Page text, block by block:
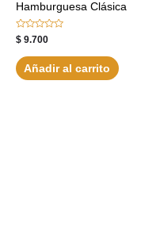
Hamburguesa Clásica
Valorado
con
de
5
$ 9.700
Añadir al carrito